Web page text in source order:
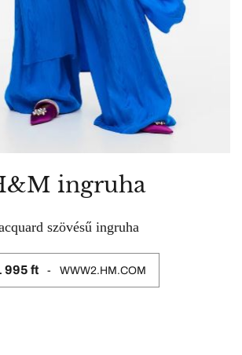
ingruha
szövésű ingruha
995 ft WWW2.HM.COM